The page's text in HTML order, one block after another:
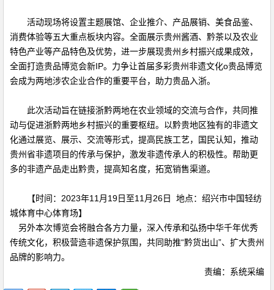
活动现场将设置主题展馆、企业推介、产品展销、美食品鉴、
消费体验等五大重点板块内容。全面展示贵州酱酒、黔茶以及农业
特色产业等产品特色及优势，进一步展现贵州乡村振兴成果成效，
全面打造贵品博览会新IP。力争让首届多彩贵州非遗文化o贵品博览
会成为两地涉农企业合作的重要平台，助力贵品入浙。
此次活动旨在链接浙黔两地在农业领域的交流与合作，共同推
动与促进浙黔两地乡村振兴的重要枢纽。以黔贵地区独有的非遗文
化通过展览、展示、交流等形式，提高民族工艺，国民认知，推动
贵州省非遗项目的传承与保护，激发非遗传承人的积极性。帮助更
多的非遗产品走出黔贵，提高知名度，拓宽销售渠道。
【时间：2023年11月19日至11月26日 地点：绍兴市中国轻纺
城体育中心体育场】
另外本次博览会将融合各方力量，深入传承和弘扬中华千年优秀
传统文化，积极营造非遗保护氛围，共同助推“黔货出山”、扩大贵州
品牌的影响力。
责编：系统采编